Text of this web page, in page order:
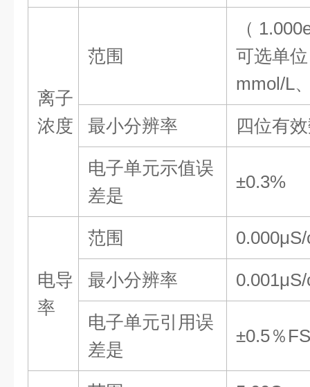
离子
浓度
范围
（ 1.000
可选单
mmol/L
最小分辨率 四位有
电子单元示值误
差是
±0.3%
电导
率
范围 0.000μS
最小分辨率 0.001μS
电子单元引用误
差是
±0.5％FS